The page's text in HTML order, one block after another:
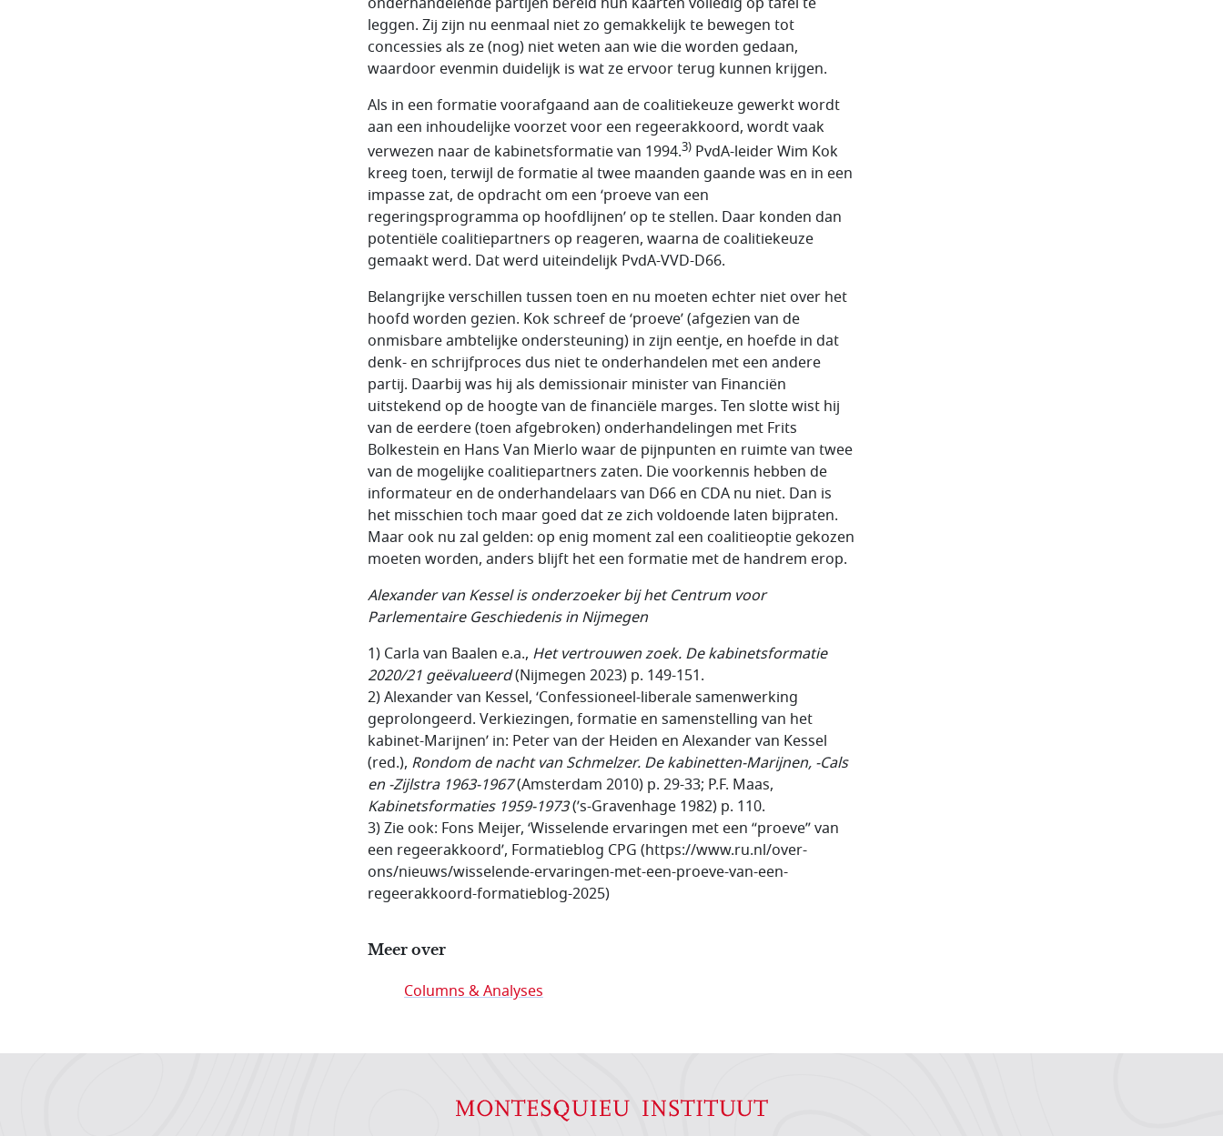
leggen. Zij zijn nu eenmaal niet zo gemakkelijk te bewegen tot
concessies als ze (nog) niet weten aan wie die worden gedaan,
waardoor evenmin duidelijk is wat ze ervoor terug kunnen krijgen.
Als in een formatie voorafgaand aan de coalitiekeuze gewerkt wordt
aan een inhoudelijke voorzet voor een regeerakkoord, wordt vaak
verwezen naar de kabinetsformatie van 1994.3) PvdA-leider Wim Kok
kreeg toen, terwijl de formatie al twee maanden gaande was en in een
impasse zat, de opdracht om een ‘proeve van een
regeringsprogramma op hoofdlijnen’ op te stellen. Daar konden dan
potentiële coalitiepartners op reageren, waarna de coalitiekeuze
gemaakt werd. Dat werd uiteindelijk PvdA-VVD-D66.
Belangrijke verschillen tussen toen en nu moeten echter niet over het
hoofd worden gezien. Kok schreef de ‘proeve’ (afgezien van de
onmisbare ambtelijke ondersteuning) in zijn eentje, en hoefde in dat
denk- en schrijfproces dus niet te onderhandelen met een andere
partij. Daarbij was hij als demissionair minister van Financiën
uitstekend op de hoogte van de financiële marges. Ten slotte wist hij
van de eerdere (toen afgebroken) onderhandelingen met Frits
Bolkestein en Hans Van Mierlo waar de pijnpunten en ruimte van twee
van de mogelijke coalitiepartners zaten. Die voorkennis hebben de
informateur en de onderhandelaars van D66 en CDA nu niet. Dan is
het misschien toch maar goed dat ze zich voldoende laten bijpraten.
Maar ook nu zal gelden: op enig moment zal een coalitieoptie gekozen
moeten worden, anders blijft het een formatie met de handrem erop.
Alexander van Kessel is onderzoeker bij het Centrum voor
Parlementaire Geschiedenis in Nijmegen
1) Carla van Baalen e.a., Het vertrouwen zoek. De kabinetsformatie
2020/21 geëvalueerd(Nijmegen 2023) p. 149-151.
2) Alexander van Kessel, ‘Confessioneel-liberale samenwerking
geprolongeerd. Verkiezingen, formatie en samenstelling van het
kabinet-Marijnen’ in: Peter van der Heiden en Alexander van Kessel
(red.), Rondom de nacht van Schmelzer. De kabinetten-Marijnen, -Cals
en -Zijlstra 1963-1967(Amsterdam 2010) p. 29-33; P.F. Maas,
Kabinetsformaties 1959-1973(’s-Gravenhage 1982) p. 110.
3) Zie ook: Fons Meijer, ‘Wisselende ervaringen met een “proeve” van
een regeerakkoord’, Formatieblog CPG (https://www.ru.nl/over-
ons/nieuws/wisselende-ervaringen-met-een-proeve-van-een-
regeerakkoord-formatieblog-2025)
Meer over
Columns & Analyses